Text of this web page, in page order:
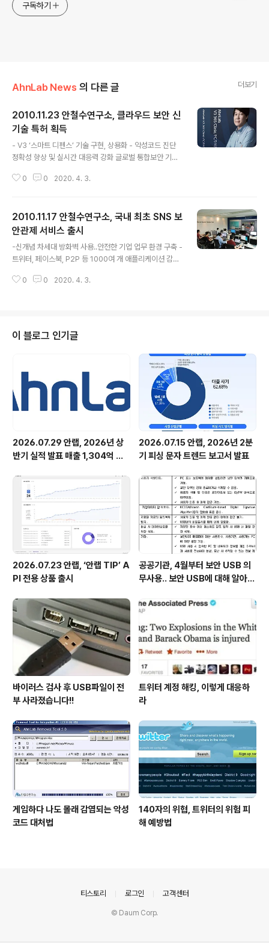
구독하기
AhnLab News 의 다른 글 더보기
2010.11.23 안철수연구소, 클라우드 보안 신
기술 특허 획득
- V3 ‘스마트 디펜스’ 기술 구현, 상용화 - 악성코드 진단
정확성 향상 및 실시간 대응력 강화 글로벌 통합보안 기업
‘안랩’)는 23일 V3 관련 신기술인 ‘정상 파일 데이터베이
인 ‘스마트 디펜스’(AhnLab Smart Defense)에 적용돼
있다(보충자료). 어떤 파일이 악성코드에 감염됐는지 여부
를 진단하는 기술에는 크게 블랙리스트 방식과 화이트리스
트 방식이 있다. 블랙리스트 방식은 악성코드에 감염된 파
일 DB를 근거로 하는 데 반해 화이트리스트 방식은 정상
파일 DB(데이터베이스)를 근거로 검사 대상 파일의 감염
0 0 2020. 4. 3.
2010.11.17 안철수연구소, 국내 최초 SNS 보
안관제 서비스 출시
-신개념 차세대 방화벽 사용..안전한 기업 업무 환경 구축 -
트위터, 페이스북, P2P 등 1000여 개 애플리케이션 감시/
통적 인터넷 애플리케이션뿐 아니라 트위터, 페이스북 등
com, 약칭 안랩)는 11월 18일 신개념 보안관제 서비스인
'세피니티 애플리케이션 인텔리전스(Sefinity Applicati
on Intelligence) 서비스'를 출시했다. 이는 SNS(소셜 네
트워크 서비스), P2P 등 1,000개 이상의 인터넷 애플리케
이션을 정교하게 식별함으로써 기업 임..
0 0 2020. 4. 3.
이 블로그 인기글
2026.07.29 안랩, 2026년 상
반기 실적 발표 매출 1,304억 원,
2026.07.15 안랩, 2026년 2분
기 피싱 문자 트렌드 보고서 발표
2026.07.23 안랩, ‘안랩 TIP’ A
PI 전용 상품 출시
공공기관, 4월부터 보안 USB 의
무사용.. 보안 USB에 대해 알아봅
바이러스 검사 후 USB파일이 전
부 사라졌습니다!!
트위터 계정 해킹, 이렇게 대응하
라
게임하다 나도 몰래 감염되는 악성
코드 대처법
140자의 위협, 트위터의 위험 피
해 예방법
티스토리 로그인 고객센터
© Daum Corp.